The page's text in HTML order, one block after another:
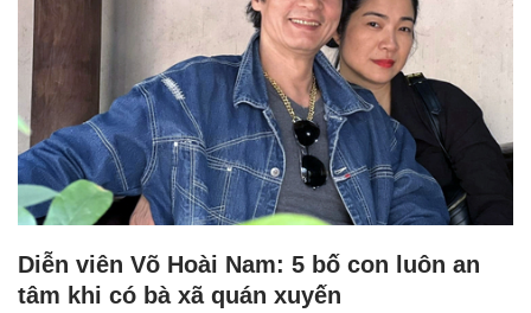
Diễn viên Võ Hoài Nam: 5 bố con luôn an
tâm khi có bà xã quán xuyến